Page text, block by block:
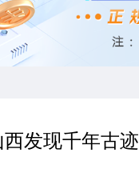
发现千年古